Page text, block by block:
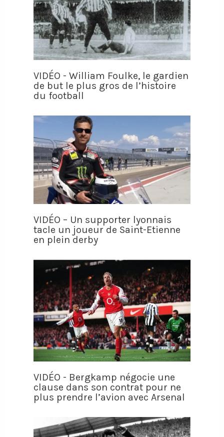
VIDÉO - William Foulke, le gardien
de but le plus gros de l’histoire
du football
VIDÉO – Un supporter lyonnais
tacle un joueur de Saint-Etienne
en plein derby
VIDÉO - Bergkamp négocie une
clause dans son contrat pour ne
plus prendre l’avion avec Arsenal